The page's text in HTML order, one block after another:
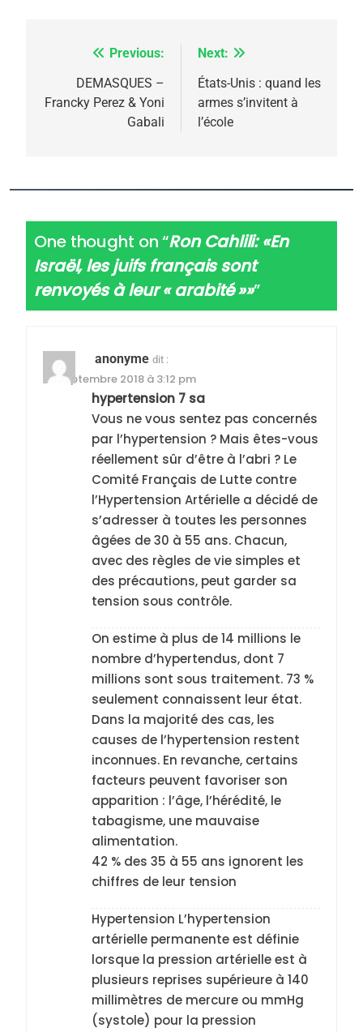
Navigation
l’article
Previous:
DEMASQUES –
Francky Perez & Yoni
Gabali
Next:
États-Unis : quand les
armes s’invitent à
l’école
One thought on “Ron Cahlili: «En
Israël, les juifs français sont
renvoyés à leur « arabité »»”
anonyme dit :
23 septembre 2018 à 3:12 pm
hypertension 7 sa
Vous ne vous sentez pas concernés
par l’hypertension ? Mais êtes-vous
réellement sûr d’être à l’abri ? Le
Comité Français de Lutte contre
l’Hypertension Artérielle a décidé de
s’adresser à toutes les personnes
âgées de 30 à 55 ans. Chacun,
avec des règles de vie simples et
des précautions, peut garder sa
tension sous contrôle.
On estime à plus de 14 millions le
nombre d’hypertendus, dont 7
millions sont sous traitement. 73 %
seulement connaissent leur état.
Dans la majorité des cas, les
causes de l’hypertension restent
inconnues. En revanche, certains
facteurs peuvent favoriser son
apparition : l’âge, l’hérédité, le
tabagisme, une mauvaise
alimentation.
42 % des 35 à 55 ans ignorent les
chiffres de leur tension
Hypertension L’hypertension
artérielle permanente est définie
lorsque la pression artérielle est à
plusieurs reprises supérieure à 140
millimètres de mercure ou mmHg
(systole) pour la pression